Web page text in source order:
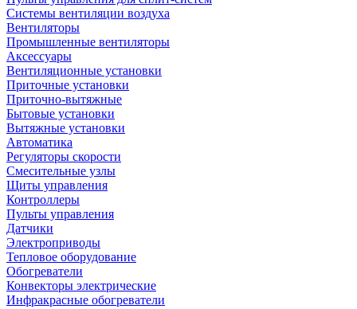
Системы вентиляции воздуха
Вентиляторы
Промышленные вентиляторы
Аксессуары
Вентиляционные установки
Приточные установки
Приточно-вытяжные
Бытовые установки
Вытяжные установки
Автоматика
Регуляторы скорости
Смесительные узлы
Щиты управления
Контроллеры
Пульты управления
Датчики
Электроприводы
Тепловое оборудование
Обогреватели
Конвекторы электрические
Инфракрасные обогреватели